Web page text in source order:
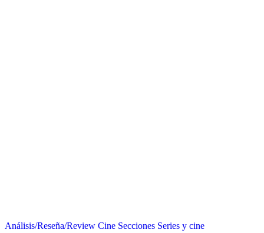
Análisis/Reseña/Review Cine Secciones Series y cine